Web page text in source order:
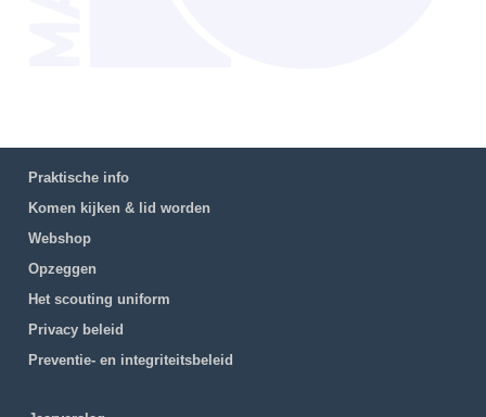
Praktische info
Komen kijken & lid worden
Webshop
Opzeggen
Het scouting uniform
Privacy beleid
Preventie- en integriteitsbeleid